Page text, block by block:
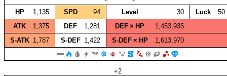
HP
1,135 SPD 94 Level 30 Luck
50
ATK
1,375 DEF 1,281 DEF × HP
1,453,935
S‑ATK 1,787 S‑DEF 1,422 S‑DEF × HP 1,613,970
+2